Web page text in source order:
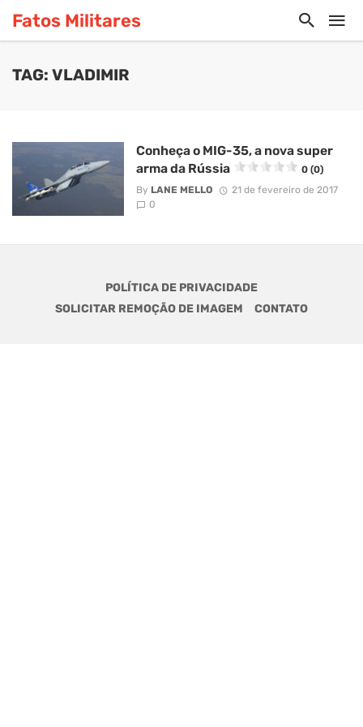
Fatos Militares
TAG: VLADIMIR
Conheça o MIG-35, a nova super
arma da Rússia
0 (0)
By LANE MELLO
21 de fevereiro de 2017
0
POLÍTICA DE PRIVACIDADE
SOLICITAR REMOÇÃO DE IMAGEM
CONTATO